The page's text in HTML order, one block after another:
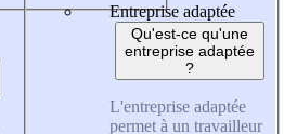
Entreprise adaptée
Qu'est-ce qu'une
entreprise adaptée
?
L'entreprise adaptée
permet à un travailleur